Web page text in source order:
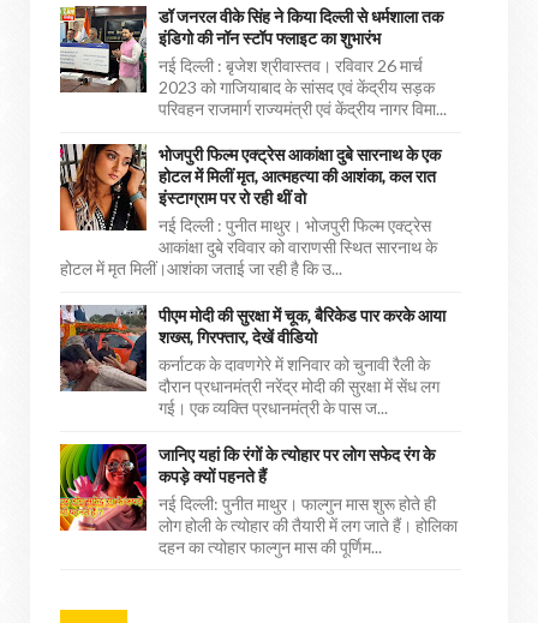
डॉ जनरल वीके सिंह ने किया दिल्ली से धर्मशाला तक
इंडिगो की नॉन स्टॉप फ्लाइट का शुभारंभ
नई दिल्ली : बृजेश श्रीवास्तव। रविवार 26 मार्च
2023 को गाजियाबाद के सांसद एवं केंद्रीय सड़क
परिवहन राजमार्ग राज्यमंत्री एवं केंद्रीय नागर विमा...
भोजपुरी फिल्म एक्ट्रेस आकांक्षा दुबे सारनाथ के एक
होटल में मिलीं मृत, आत्महत्या की आशंका, कल रात
इंस्टाग्राम पर रो रही थीं वो
नई दिल्ली : पुनीत माथुर। भोजपुरी फिल्म एक्ट्रेस
आकांक्षा दुबे रविवार को वाराणसी स्थित सारनाथ के
होटल में मृत मिलीं।आशंका जताई जा रही है कि उ...
पीएम मोदी की सुरक्षा में चूक, बैरिकेड पार करके आया
शख्स, गिरफ्तार, देखें वीडियो
कर्नाटक के दावणगेरे में शनिवार को चुनावी रैली के
दौरान प्रधानमंत्री नरेंद्र मोदी की सुरक्षा में सेंध लग
गई। एक व्यक्ति प्रधानमंत्री के पास ज...
जानिए यहां कि रंगों के त्योहार पर लोग सफेद रंग के
कपड़े क्यों पहनते हैं
नई दिल्ली: पुनीत माथुर। फाल्गुन मास शुरू होते ही
लोग होली के त्योहार की तैयारी में लग जाते हैं। होलिका
दहन का त्योहार फाल्गुन मास की पूर्णिम...